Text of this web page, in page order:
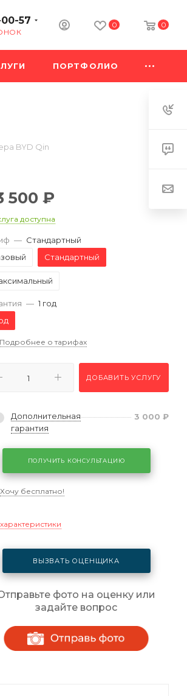
57 0 0
ПОРТФОЛИО
BYD Qin
500 ₽
доступна
— Стандартный
Стандартный
— 1 год
Подробнее о тарифах
ДОБАВИТЬ УСЛУГУ
Дополнительная
гарантия
3 000 ₽
ПОЛУЧИТЬ КОНСУЛЬТАЦИЮ
Хочу бесплатно!
ВЫЗВАТЬ ОЦЕНЩИКА
фото на оценку или
задайте вопрос